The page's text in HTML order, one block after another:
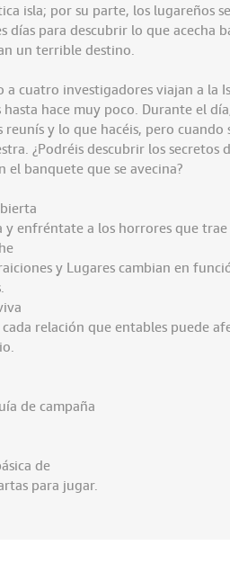
isla; por su parte, los lugareños
para descubrir lo que acecha
un terrible destino.
cuatro investigadores viajan a la
hace muy poco. Durante el
y lo que hacéis, pero cuando
¿Podréis descubrir los secretos
el banquete que se avecina?
enfréntate a los horrores que trae
y Lugares cambian en
relación que entables puede
de campaña
de
para jugar.